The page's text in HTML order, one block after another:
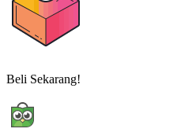
Beli Sekarang!